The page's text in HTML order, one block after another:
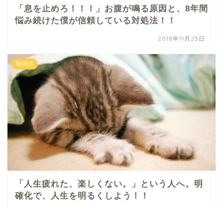
「息を止めろ！！！」お腹が鳴る原因と、8年間
悩み続けた僕が信頼している対処法！！
2018年11月25日
勉強法
「人生疲れた、楽しくない。」という人へ。明
確化で、人生を明るくしよう！！